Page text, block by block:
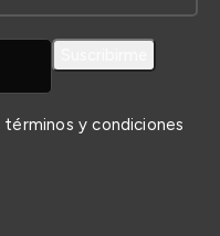
términos y condiciones